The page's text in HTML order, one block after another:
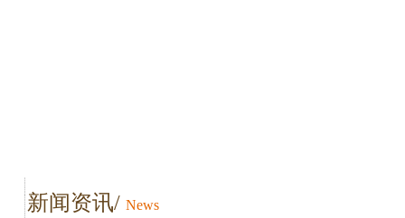
新闻资讯/ News